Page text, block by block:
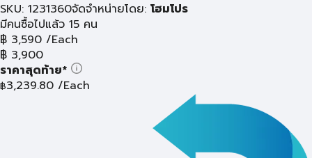
SKU: 1231360จัดจำหน่ายโดย: โฮมโปร
มีคนซื้อไปแล้ว 15 คน
฿ 3,590 /Each
฿ 3,900
ราคาสุดท้าย*
฿3,239.80 /Each